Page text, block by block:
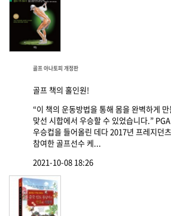
골프 아나토피 개정판
골프 책의 홀인원!
“이 책의 운동방법을 통해 몸을 완벽하게
맞선 시합에서 우승할 수 있었습니다.”
우승컵을 들어올린 데다 2017년 프레지던
참여한 골프선수 케...
2021-10-08 18:26